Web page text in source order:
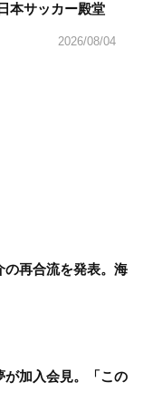
本サッカー殿堂
2026/08/04
の再合流を発表。海
が加入会見。「この